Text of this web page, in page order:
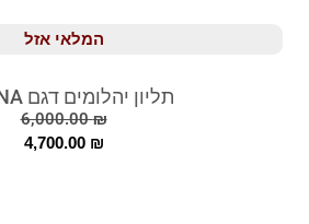
המלאי אזל
תליון יהלומים דגם TTIANA
6,000.00₪
4,700.00 ₪